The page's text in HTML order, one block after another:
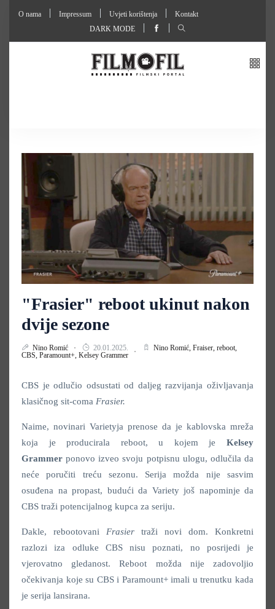
O nama Impressum Uvjeti korištenja
Kontakt
DARK MODE
"Frasier" reboot ukinut nakon
dvije sezone
Nino Romić 20.01.2025. Nino Romić, Fraiser, reboot,
CBS, Paramount+, Kelsey Grammer
CBS je odlučio odsustati od daljeg razvijanja oživljavanja
klasičnog sit-coma Frasier.
Naime, novinari Varietyja prenose da je kablovska mreža
koja je producirala reboot, u kojem je Kelsey
Grammerponovo izveo svoju potpisnu ulogu, odlučila da
neće poručiti treću sezonu. Serija možda nije sasvim
osuđena na propast, budući da Variety još napominje da
CBS traži potencijalnog kupca za seriju.
Dakle, rebootovani Frasier traži novi dom. Konkretni
razlozi iza odluke CBS nisu poznati, no posrijedi je
vjerovatno gledanost. Reboot možda nije zadovoljio
očekivanja koje su CBS i Paramount+ imali u trenutku kada
je serija lansirana.